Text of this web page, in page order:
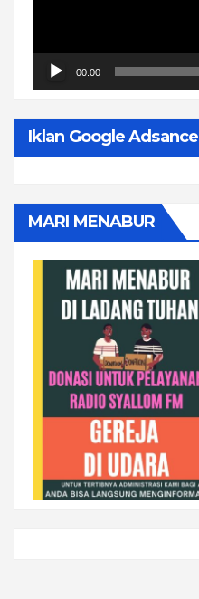
00:00
Iklan Google Adsance
MARI MENABUR